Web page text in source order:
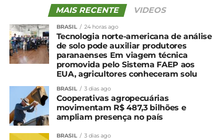
MAIS RECENTE VIDEOS
BRASIL 24 horas ago
Tecnologia norte-americana de análise
de solo pode auxiliar produtores
paranaenses Em viagem técnica
promovida pelo Sistema FAEP aos
EUA, agricultores conheceram solu
BRASIL 3 dias ago
Cooperativas agropecuárias
movimentam R$ 487,3 bilhões e
ampliam presença no país
BRASIL 3 dias ago